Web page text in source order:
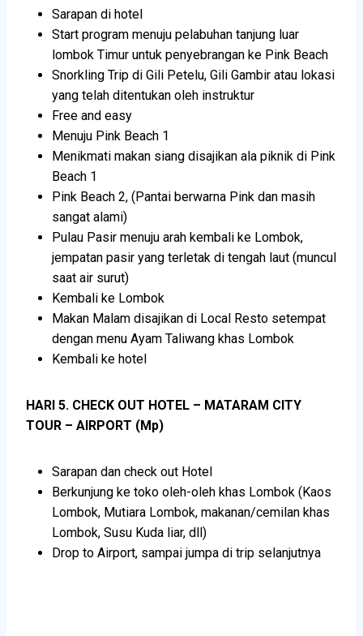
Sarapan di hotel
Start program menuju pelabuhan tanjung luar
lombok Timur untuk penyebrangan ke Pink Beach
Snorkling Trip di Gili Petelu, Gili Gambir atau lokasi
yang telah ditentukan oleh instruktur
Free and easy
Menuju Pink Beach 1
Menikmati makan siang disajikan ala piknik di Pink
Beach 1
Pink Beach 2, (Pantai berwarna Pink dan masih
sangat alami)
Pulau Pasir menuju arah kembali ke Lombok,
jempatan pasir yang terletak di tengah laut (muncul
saat air surut)
Kembali ke Lombok
Makan Malam disajikan di Local Resto setempat
dengan menu Ayam Taliwang khas Lombok
Kembali ke hotel
HARI 5. CHECK OUT HOTEL – MATARAM CITY
TOUR – AIRPORT (Mp)
Sarapan dan check out Hotel
Berkunjung ke toko oleh-oleh khas Lombok (Kaos
Lombok, Mutiara Lombok, makanan/cemilan khas
Lombok, Susu Kuda liar, dll)
Drop to Airport, sampai jumpa di trip selanjutnya